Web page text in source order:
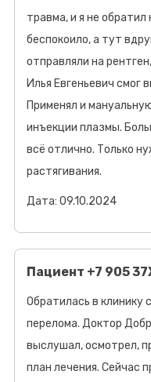
травма, и я не
беспокоило, а тут
отправляли на
Илья Евгеньевич смог
Применял и
инъекции плазмы.
всё отлично. Только
растягивания.
Дата: 09.10.2024
Пациент +7 905
Обратилась в клинику
перелома​. Доктор
выслушал, осмотрел,
план лечения. Сейчас